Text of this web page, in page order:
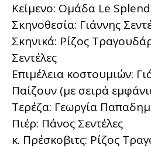
Κείμενο: Ομάδα Le
Σκηνοθεσία: Γιάννης
Σκηνικά: Ρίζος
Σεντέλες
Επιμέλεια κοστουμιών:
Παίζουν (με σειρά
Τερέζα: Γεωργία
Πιέρ: Πάνος Σεντέλες
κ. Πρέσκοβιτς: Ρίζος